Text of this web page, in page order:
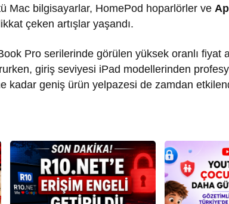
Mac bilgisayarlar, HomePod hoparlörler ve
çeken artışlar yaşandı.
Pro serilerinde görülen yüksek oranlı fiyat
giriş seviyesi iPad modellerinden
kadar geniş ürün yelpazesi de zamdan